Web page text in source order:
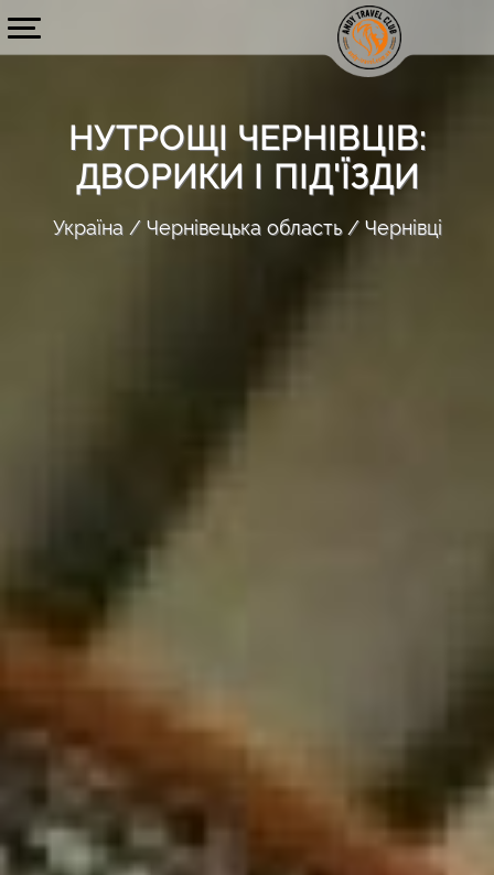
НУТРОЩІ ЧЕРНІВЦІВ:
ДВОРИКИ І ПІД'ЇЗДИ
Україна Чернівецька область Чернівці